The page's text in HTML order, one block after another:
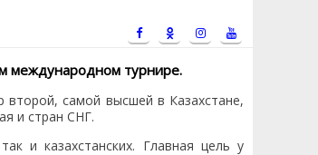
международном турнире.
второй, самой высшей в Казахстане,
и стран СНГ.
и казахстанских. Главная цель у